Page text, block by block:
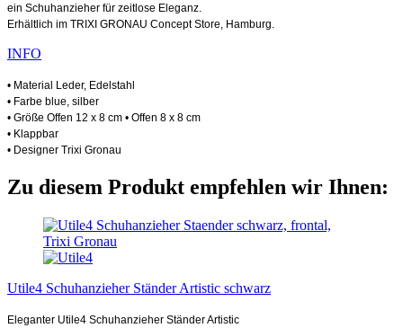
ein Schuhanzieher für zeitlose Eleganz.
Erhältlich im TRIXI GRONAU Concept Store, Hamburg.
INFO
• Material Leder, Edelstahl
• Farbe blue, silber
• Größe Offen 12 x 8 cm • Offen 8 x 8 cm
• Klappbar
• Designer Trixi Gronau
Zu diesem Produkt empfehlen wir Ihnen:
Utile4 Schuhanzieher Ständer Artistic schwarz
Eleganter Utile4 Schuhanzieher Ständer Artistic